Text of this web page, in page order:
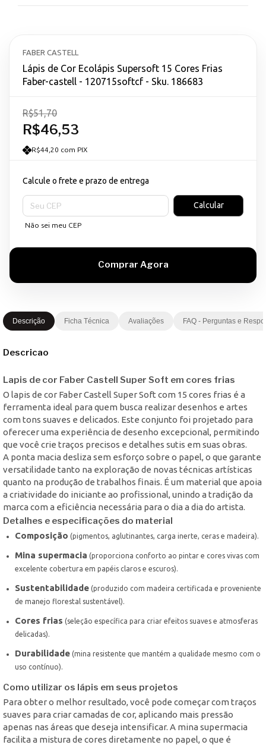
FABER CASTELL
Lápis de Cor Ecolápis Supersoft 15 Cores Frias
Faber-castell - 120715softcf - Sku. 186683
R$46,53
R$51,70
R$44,20 com PIX
Calcule o frete e prazo de entrega
Entregas para o CEP:
Calcular
Não sei meu CEP
Descrição Ficha Técnica Avaliações FAQ - Perguntas e
Descricao
Lapis de cor Faber Castell Super Soft em cores frias
O lapis de cor Faber Castell Super Soft com 15 cores frias é a
ferramenta ideal para quem busca realizar desenhos e artes
com tons suaves e delicados. Este conjunto foi projetado para
oferecer uma experiência de desenho excepcional, permitindo
que você crie traços precisos e detalhes sutis em suas obras.
A ponta macia desliza sem esforço sobre o papel, o que garante
versatilidade tanto na exploração de novas técnicas artísticas
quanto na produção de trabalhos finais. É um material que apoia
a criatividade do iniciante ao profissional, unindo a tradição da
marca com a eficiência necessária para o dia a dia do artista.
Detalhes e especificações do material
Composição (pigmentos, aglutinantes, carga inerte, ceras e madeira).
Mina supermacia (proporciona conforto ao pintar e cores vivas com
excelente cobertura em papéis claros e escuros).
Sustentabilidade (produzido com madeira certificada e proveniente
de manejo florestal sustentável).
Cores frias (seleção específica para criar efeitos suaves e atmosferas
delicadas).
Durabilidade (mina resistente que mantém a qualidade mesmo com o
uso contínuo).
Como utilizar os lápis em seus projetos
Para obter o melhor resultado, você pode começar com traços
suaves para criar camadas de cor, aplicando mais pressão
apenas nas áreas que deseja intensificar. A mina supermacia
facilita a mistura de cores diretamente no papel, o que é